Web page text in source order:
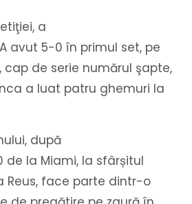
a
avut 5-0 în primul set, pe
cap de serie numărul şapte,
a luat patru ghemuri la
după
de la Miami, la sfârșitul
Reus, face parte dintr-o